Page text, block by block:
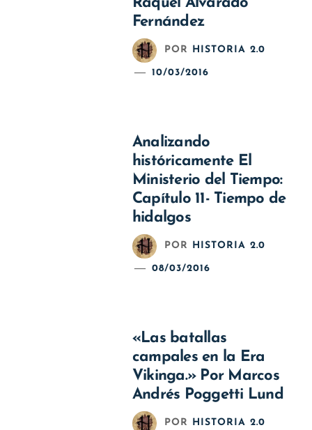
Fernández
POR HISTORIA 2.0
10/03/2016
Analizando
históricamente El
Ministerio del Tiempo:
Capítulo 11- Tiempo de
hidalgos
POR HISTORIA 2.0
08/03/2016
«Las batallas
campales en la Era
Vikinga.» Por Marcos
Andrés Poggetti Lund
POR HISTORIA 2.0